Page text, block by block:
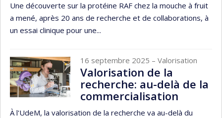
Une découverte sur la protéine RAF chez la mouche à fruit
a mené, après 20 ans de recherche et de collaborations, à
un essai clinique pour une...
16 septembre 2025 – Valorisation
Valorisation de la
recherche: au-delà de la
commercialisation
À l'UdeM, la valorisation de la recherche va au-delà du